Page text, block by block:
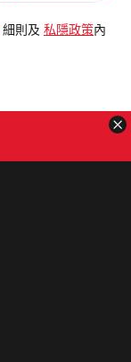
細則及 私隱政策 內